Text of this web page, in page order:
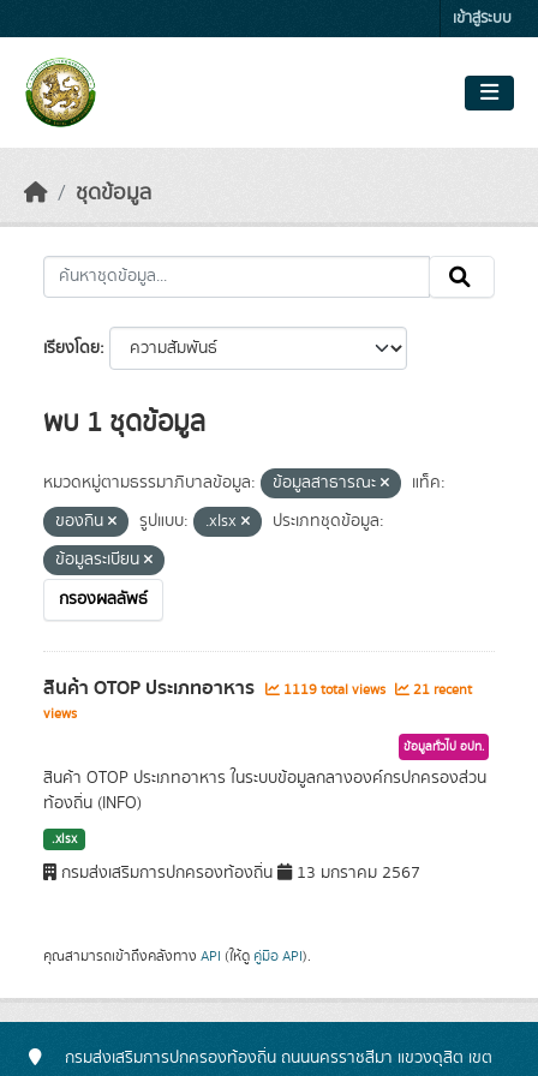
เข้าสู่ระบบ
ชุดข้อมูล
เรียงโดย
พบ 1 ชุดข้อมูล
หมวดหมู่ตามธรรมาภิบาลข้อมูล: ข้อมูลสาธารณะ
แท็ค:
ของกิน
รูปแบบ: .xlsx
ประเภทชุดข้อมูล:
ข้อมูลระเบียน
กรองผลลัพธ์
สินค้า OTOP ประเภทอาหาร 1119 total views
21 recent
views
ข้อมูลทั่วไป อปท.
สินค้า OTOP ประเภทอาหาร ในระบบข้อมูลกลางองค์กรปกครองส่วน
ท้องถิ่น (INFO)
.xlsx
กรมส่งเสริมการปกครองท้องถิ่น 13 มกราคม 2567
คุณสามารถเข้าถึงคลังทาง API (ให้ดู คู่มือ API).
กรมส่งเสริมการปกครองท้องถิ่น ถนนนครราชสีมา แขวงดุสิต เขต